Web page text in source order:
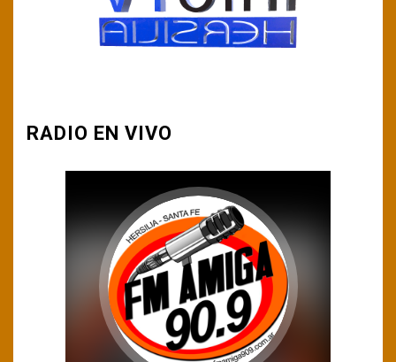
RADIO EN VIVO